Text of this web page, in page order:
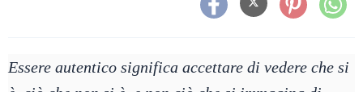
Essere autentico significa accettare di vedere che si